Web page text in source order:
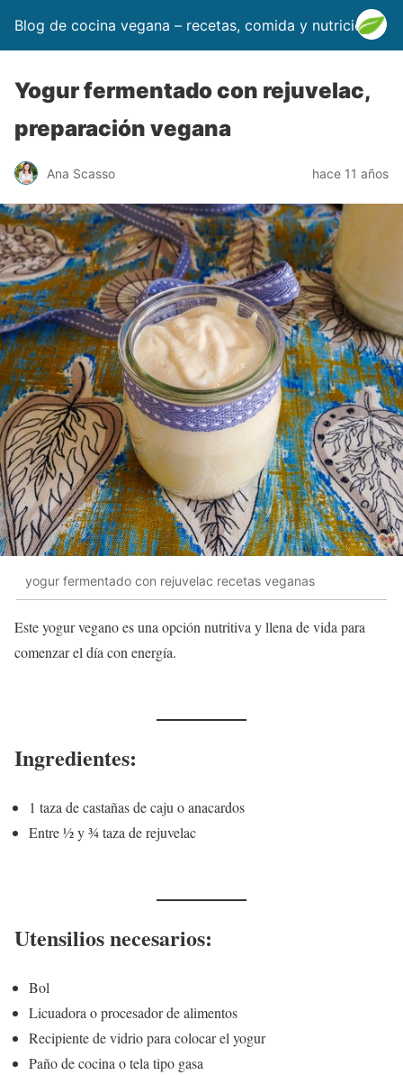
Blog de cocina vegana – recetas, comida y nutrición
Yogur fermentado con rejuvelac,
preparación vegana
Ana Scasso hace 11 años
yogur fermentado con rejuvelac recetas veganas
Este yogur vegano es una opción nutritiva y llena de vida para
comenzar el día con energía.
Ingredientes:
1 taza de castañas de caju o anacardos
Entre ½ y ¾ taza de rejuvelac
Utensilios necesarios:
Bol
Licuadora o procesador de alimentos
Recipiente de vidrio para colocar el yogur
Paño de cocina o tela tipo gasa